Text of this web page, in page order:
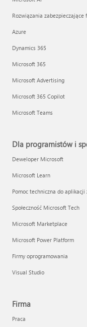
Rozwiązania
Azure
Dynamics 365
Microsoft 365
Microsoft Advertising
Microsoft 365 Copilot
Microsoft Teams
Dla programistów i
Deweloper Microsoft
Microsoft Learn
Pomoc techniczna do
Społeczność Microsoft Tech
Microsoft Marketplace
Microsoft Power Platform
Firmy oprogramowania
Visual Studio
Firma
Praca